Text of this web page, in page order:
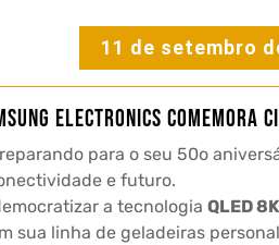
11 de setembro
Electronics comemora
para o seu 50o
e futuro.
a tecnologia QLED 8K
sua linha de geladeiras